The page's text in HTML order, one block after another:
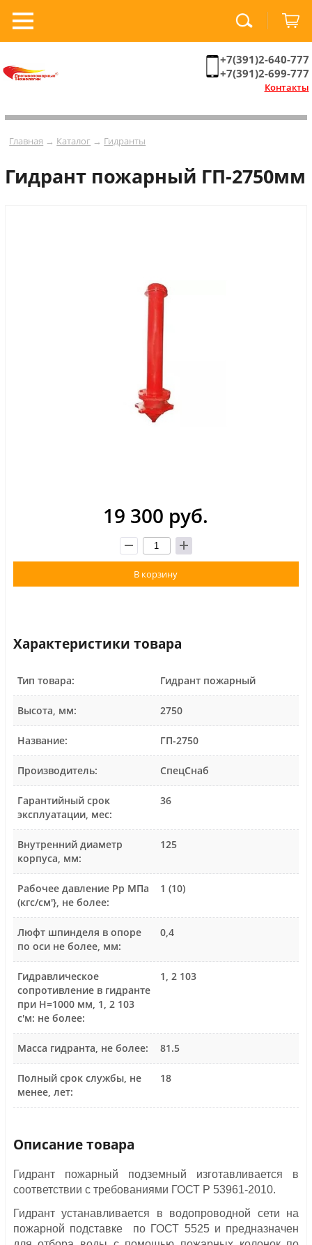
+7(391)2-640-777
+7(391)2-699-777
Контакты
Главная → Каталог → Гидранты
Гидрант пожарный ГП-2750мм
19 300 руб.
В корзину
Характеристики товара
Тип товара: Гидрант пожарный
Высота, мм: 2750
Название: ГП-2750
Производитель: СпецСнаб
Гарантийный срок
эксплуатации, мес:
36
Внутренний диаметр
корпуса, мм:
125
Рабочее давление Рр МПа
(кгс/см'}, не более:
1 (10)
Люфт шпинделя в опоре
по оси не более, мм:
0,4
Гидравлическое
сопротивление в гидранте
при Н=1000 мм, 1, 2 103
с'м: не более:
1, 2 103
Масса гидранта, не более: 81.5
Полный срок службы, не
менее, лет:
18
Описание товара
Гидрант пожарный подземный изготавливается в
соответствии с требованиями ГОСТ Р 53961-2010.
Гидрант устанавливается в водопроводной сети на
пожарной подставке по ГОСТ 5525 и предназначен